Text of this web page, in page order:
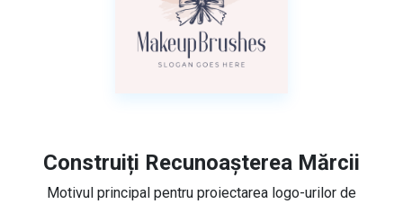
Construiți Recunoașterea Mărcii
Motivul principal pentru proiectarea logo-urilor de